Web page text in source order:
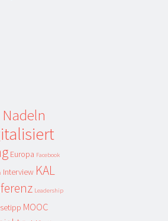
Europa Facebook
Interview KAL
Leadership
MOOC